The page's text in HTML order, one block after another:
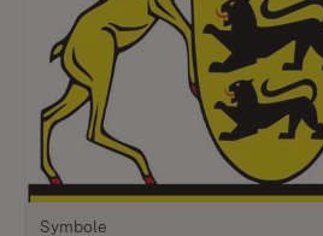
Symbole